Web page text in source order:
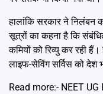
हालांकि सरकार ने निलंबन
सूत्रों का कहना है कि
कमियों को रिव्यु कर रही
लाइफ-सेविंग सर्विस को देश
Read more:- NEET